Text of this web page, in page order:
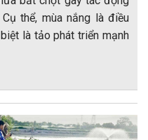
thể, mùa nắng là điều
là tảo phát triển mạnh